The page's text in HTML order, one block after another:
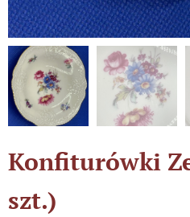
Konfiturówki
szt.)